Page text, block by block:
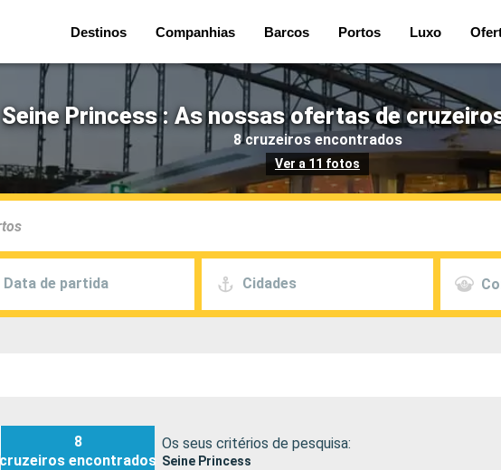
Destinos Companhias Barcos Portos Luxo
Seine Princess : As nossas ofertas de
8 cruzeiros encontrados
Ver a 11 fotos
Data de partida Cidades
8
cruzeiros encontrados
Os seus critérios de pesquisa:
Seine Princess